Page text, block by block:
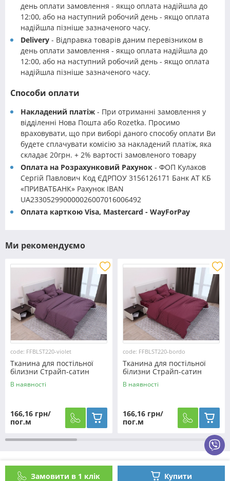
Замовити в 1 клік Купити
день оплати замовлення - якщо оплата надійшла до
12:00, або на наступний робочий день - якщо оплата
надійшла пізніше зазначеного часу.
Delivery - Відправка товарів даним перевізником в
день оплати замовлення - якщо оплата надійшла до
12:00, або на наступний робочий день - якщо оплата
надійшла пізніше зазначеного часу.
Способи оплати
Накладений платіж - При отриманні замовлення у
відділенні Нова Пошта або Rozetka. Просимо
враховувати, що при виборі даного способу оплати Ви
будете сплачувати комісію за накладений платіж, яка
складає 20грн. + 2% вартості замовленого товару
Оплата на Розрахунковий Рахунок - ФОП Кулаков
Сергій Павлович Код ЄДРПОУ 3156126171 Банк АТ КБ
«ПРИВАТБАНК» Рахунок IBAN
UA233052990000026007016006492
Оплата карткою Visa, Mastercard - WayForPay
Ми рекомендуємо
code: FFBLST220-violet
Тканина для постільної
білизни Страйп-сатин
ST220-violet (60м)
В наявності
166,16 грн/
пог.м
code: FFBLST220-bordo
Тканина для постільної
білизни Страйп-сатин
ST220-bordo (60м)
В наявності
166,16 грн/
пог.м
Як оформити замовлення?